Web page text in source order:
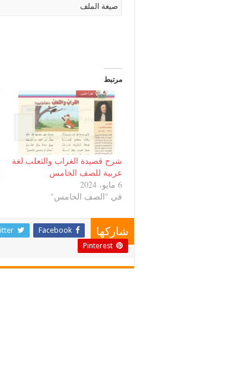
صيغة الملف
مرتبط
شرح قصيدة الغراب والثعلب لغة
عربية للصف الخامس
6 مايو، 2024
في "الصف الخامس"
شاركها Facebook
Pinterest